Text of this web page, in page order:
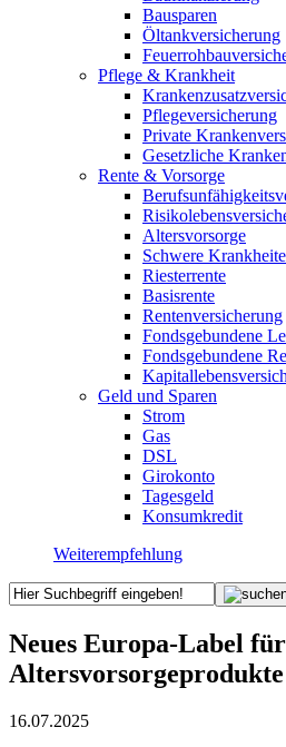
Bausparen
Öltankversicherung
Pflege & Krankheit
Pflegeversicherung
Private
Gesetzliche
Rente & Vorsorge
Altersvorsorge
Schwere
Riesterrente
Basisrente
Rentenversicherung
Fondsgebundene
Fondsgebundene
Geld und Sparen
Strom
Gas
DSL
Girokonto
Tagesgeld
Konsumkredit
Weiterempfehlung
Neues Europa-Label für
Altersvorsorgeprodukte
16.07.2025